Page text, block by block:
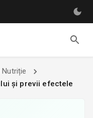
și previi efectele